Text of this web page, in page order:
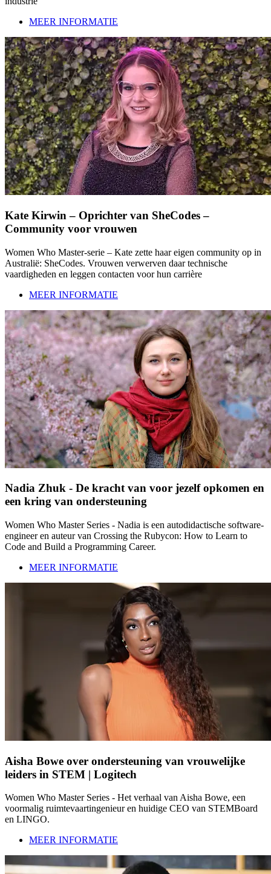
MEER INFORMATIE
Kate Kirwin – Oprichter van SheCodes –
Community voor vrouwen
Women Who Master-serie – Kate zette haar eigen community op in
Australië: SheCodes. Vrouwen verwerven daar technische
vaardigheden en leggen contacten voor hun carrière
MEER INFORMATIE
Nadia Zhuk - De kracht van voor jezelf opkomen en
een kring van ondersteuning
Women Who Master Series - Nadia is een autodidactische software-
engineer en auteur van Crossing the Rubycon: How to Learn to
Code and Build a Programming Career.
MEER INFORMATIE
Aisha Bowe over ondersteuning van vrouwelijke
leiders in STEM | Logitech
Women Who Master Series - Het verhaal van Aisha Bowe, een
voormalig ruimtevaartingenieur en huidige CEO van STEMBoard
en LINGO.
MEER INFORMATIE